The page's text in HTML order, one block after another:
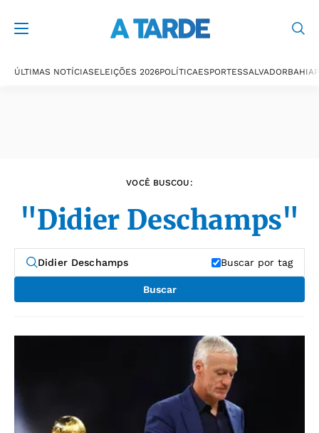
ÚLTIMAS NOTÍCIASELEIÇÕES 2026POLÍTICAESPORTESSALVADORBAHIA
VOCÊ BUSCOU:
"Didier Deschamps"
Buscar por tag
Buscar